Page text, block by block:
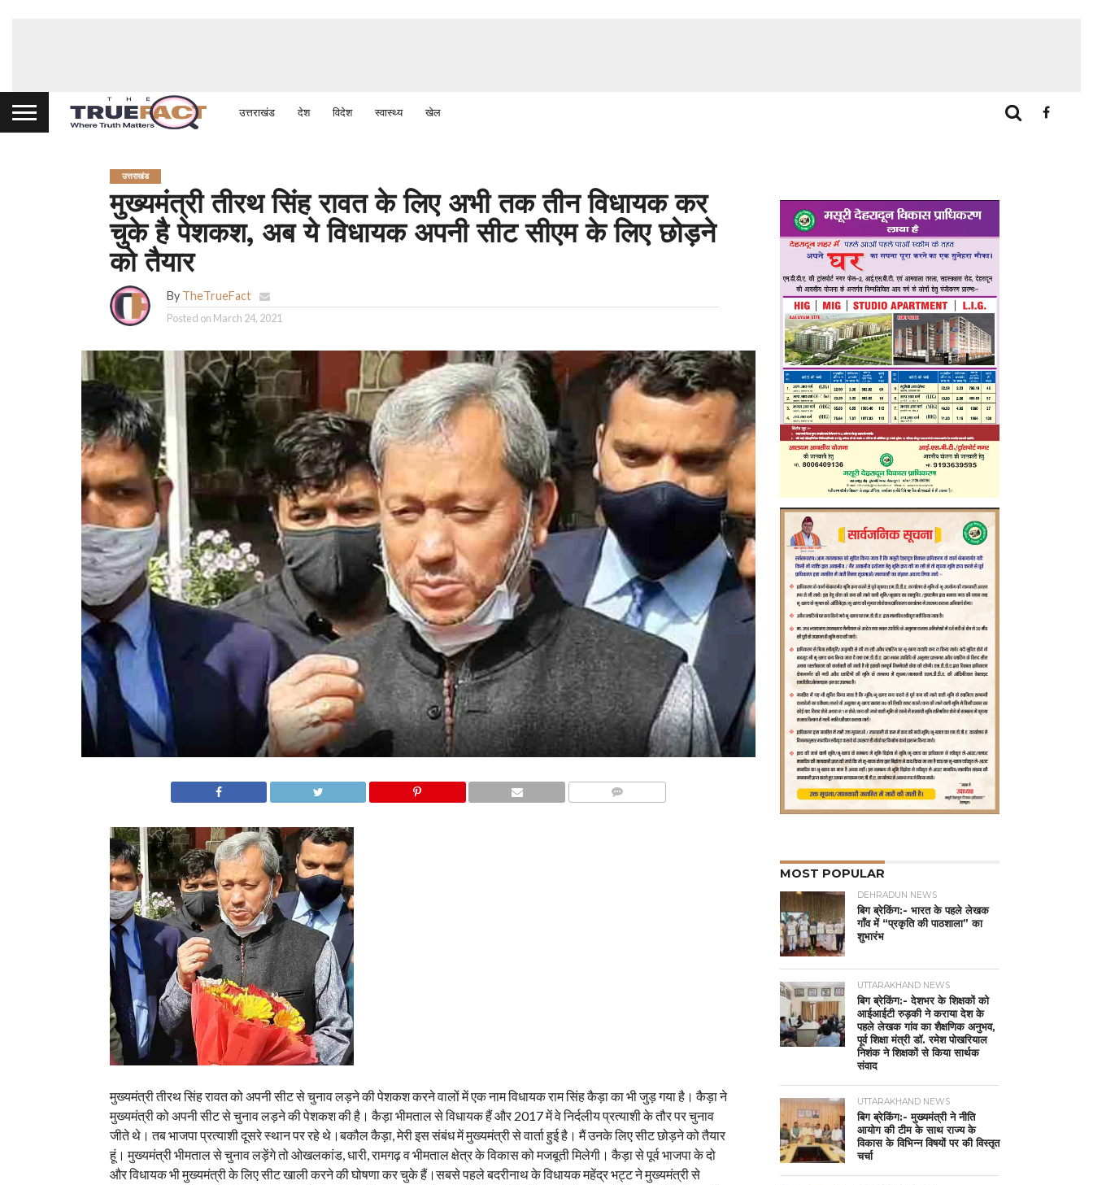
उत्तराखंड देश विदेश स्वास्थ्य खेल
उत्तराखंड
मुख्यमंत्री तीरथ सिंह रावत के लिए अभी तक तीन विधायक कर
चुके है पेशकश, अब ये विधायक अपनी सीट सीएम के लिए छोड़ने
को तैयार
By TheTrueFact
Posted on March 24, 2021
मुख्यमंत्री तीरथ सिंह रावत को अपनी सीट से चुनाव लड़ने की पेशकश करने वालों में एक नाम विधायक राम सिंह कैड़ा का भी जुड़ गया है। कैड़ा ने
मुख्यमंत्री को अपनी सीट से चुनाव लड़ने की पेशकश की है। कैड़ा भीमताल से विधायक हैं और 2017 में वे निर्दलीय प्रत्याशी के तौर पर चुनाव
जीते थे। तब भाजपा प्रत्याशी दूसरे स्थान पर रहे थे।बकौल कैड़ा, मेरी इस संबंध में मुख्यमंत्री से वार्ता हुई है। मैं उनके लिए सीट छोड़ने को तैयार
हूं। मुख्यमंत्री भीमताल से चुनाव लड़ेंगे तो ओखलकांड, धारी, रामगढ़ व भीमताल क्षेत्र के विकास को मजबूती मिलेगी। कैड़ा से पूर्व भाजपा के दो
और विधायक भी मुख्यमंत्री के लिए सीट खाली करने की घोषणा कर चुके हैं।सबसे पहले बदरीनाथ के विधायक महेंद्र भट्ट ने मुख्यमंत्री से
MOST POPULAR
DEHRADUN NEWS
बिग ब्रेकिंग:- भारत के पहले लेखक
गाँव में “प्रकृति की पाठशाला” का
शुभारंभ
UTTARAKHAND NEWS
बिग ब्रेकिंग:- देशभर के शिक्षकों को
आईआईटी रुड़की ने कराया देश के
पहले लेखक गांव का शैक्षणिक अनुभव,
पूर्व शिक्षा मंत्री डॉ. रमेश पोखरियाल
निशंक ने शिक्षकों से किया सार्थक
संवाद
UTTARAKHAND NEWS
बिग ब्रेकिंग:- मुख्यमंत्री ने नीति
आयोग की टीम के साथ राज्य के
विकास के विभिन्न विषयों पर की विस्तृत
चर्चा